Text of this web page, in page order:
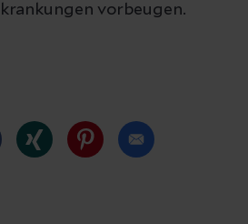
vorbeugen.